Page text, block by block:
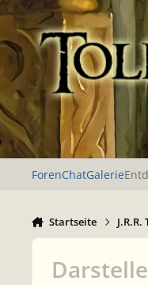
Zu Inhalt springen
ForenChatGalerie
Startseite